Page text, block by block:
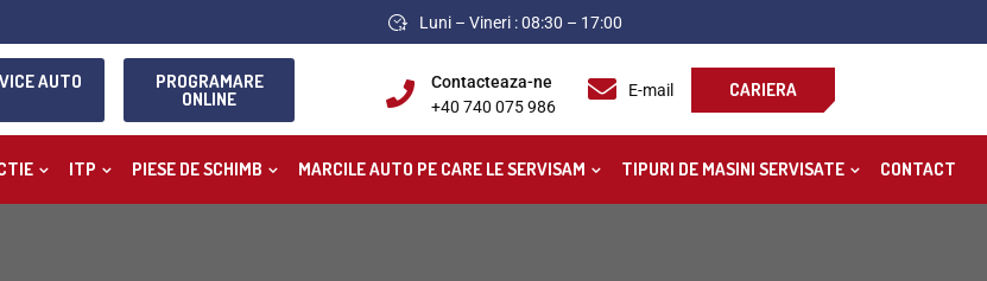
Luni – Vineri : 08:30 – 17:00
AUTO PROGRAMARE
ONLINE
Contacteaza-ne
+40 740 075 986
E-mail CARIERA
ITP PIESE DE SCHIMB MARCILE AUTO PE CARE LE SERVISAM TIPURI DE MASINI SERVISATE CONTACT